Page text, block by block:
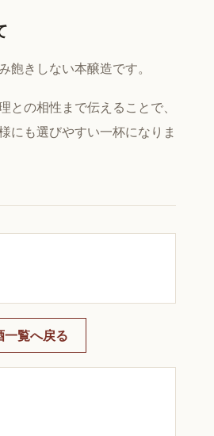
飽きしない本醸造です。
との相性まで伝えることで、
にも選びやすい一杯になりま
一覧へ戻る